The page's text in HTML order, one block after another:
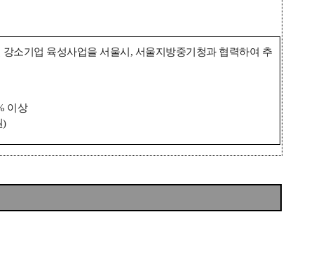
강소기업 육성사업을 서울시, 서울지방중기청과 협력하여 추
이상
)